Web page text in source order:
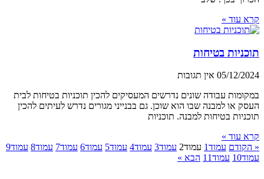
קרא עוד »
תוכניות בטיחות
05/12/2024 אין תגובות
במקומות עבודה שונים נדרשים המעסיקים להכין תוכניות בטיחות לבית
העסק או למבנה שבו הוא שוכן. גם בבנייני מגורים נדרש לעיתים להכין
תוכניות בטיחות למבנה. תוכניות
קרא עוד »
« הקודם עמוד1 עמוד2 עמוד3 עמוד4 עמוד5 עמוד6 עמוד7 עמוד8 עמוד9
עמוד10 עמוד11 הבא »